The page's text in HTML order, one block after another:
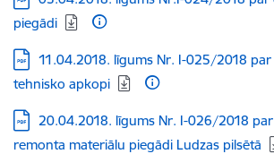
piegādi
Lejupielādēt:
11.04.2018. līgums Nr. I-025/2018
tehnisko apkopi
Lejupielādēt:
20.04.2018. līgums Nr. I-026/2018
remonta materiālu piegādi Ludzas pilsētā